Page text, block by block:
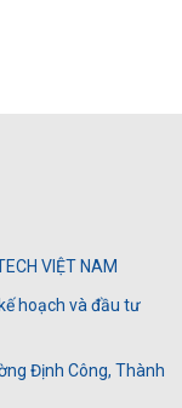
VIỆT NAM
hoạch và đầu tư
Định Công, Thành